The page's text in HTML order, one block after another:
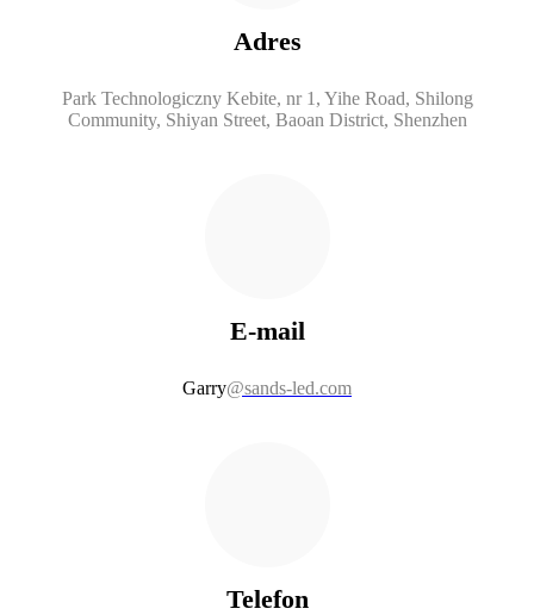
Adres
Park Technologiczny Kebite, nr 1, Yihe Road, Shilong
Community, Shiyan Street, Baoan District, Shenzhen
E-mail
Garry@sands-led.com
Telefon